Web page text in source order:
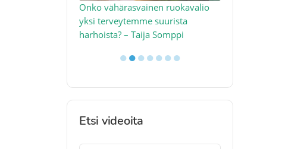
Onko vähärasvainen ruokavalio
yksi terveytemme suurista
harhoista? – Taija Somppi
●●●●●●●
Etsi videoita